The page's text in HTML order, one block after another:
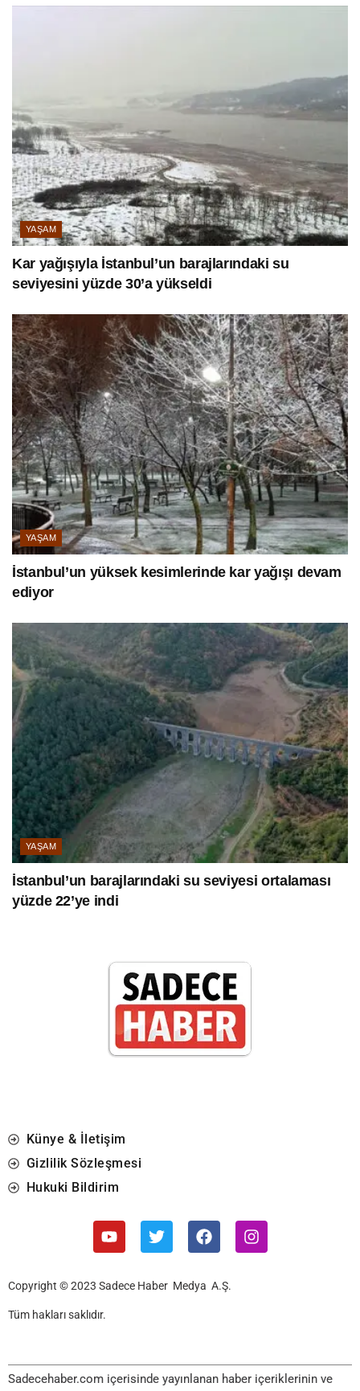
YAŞAM
Kar yağışıyla İstanbul’un barajlarındaki su
seviyesini yüzde 30’a yükseldi
YAŞAM
İstanbul’un yüksek kesimlerinde kar yağışı devam
ediyor
YAŞAM
İstanbul’un barajlarındaki su seviyesi ortalaması
yüzde 22’ye indi
Künye & İletişim
Gizlilik Sözleşmesi
Hukuki Bildirim
Copyright © 2023 Sadece Haber Medya A.Ş.
Tüm hakları saklıdır.
Sadecehaber.com içerisinde yayınlanan haber içeriklerinin ve